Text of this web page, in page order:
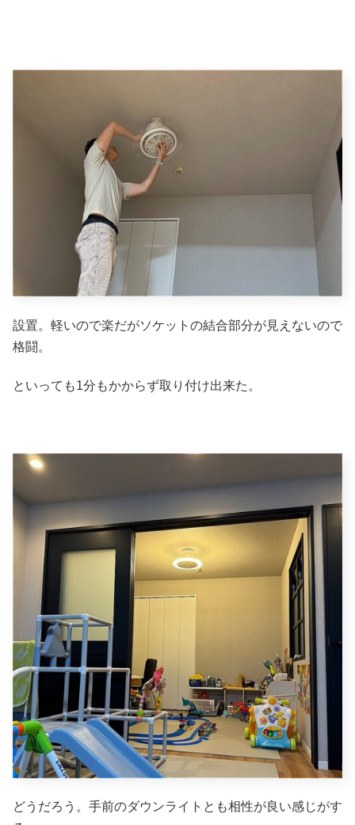
設置。軽いので楽だがソケットの結合部分が見えないので
格闘。
といっても1分もかからず取り付け出来た。
どうだろう。手前のダウンライトとも相性が良い感じがす